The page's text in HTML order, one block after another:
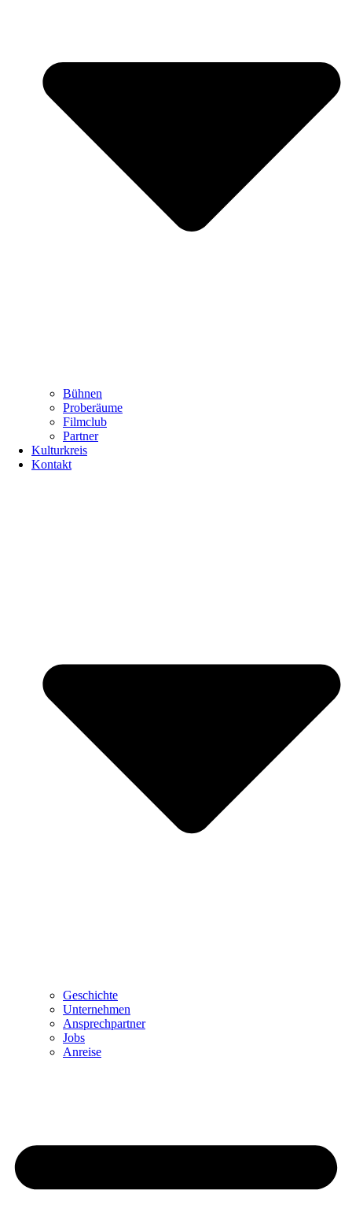
Bühnen
Proberäume
Filmclub
Partner
Kulturkreis
Kontakt
Geschichte
Unternehmen
Ansprechpartner
Jobs
Anreise